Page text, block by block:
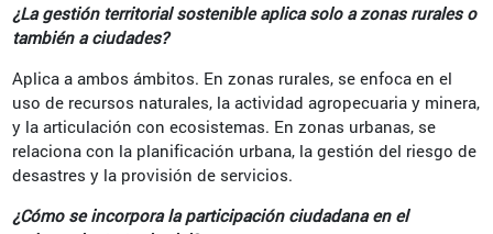
¿La gestión territorial sostenible aplica solo a zonas rurales o
también a ciudades?
Aplica a ambos ámbitos. En zonas rurales, se enfoca en el
uso de recursos naturales, la actividad agropecuaria y minera,
y la articulación con ecosistemas. En zonas urbanas, se
relaciona con la planificación urbana, la gestión del riesgo de
desastres y la provisión de servicios.
¿Cómo se incorpora la participación ciudadana en el